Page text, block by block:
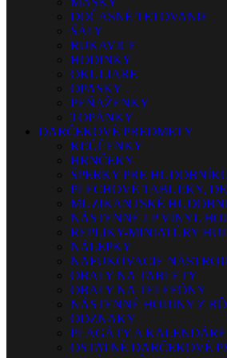
DOČASNÉ TETOVANIE
ŠÁLY
RUKAVICE
HODINKY
OKULIARE
OPASKY
PEŇAŽENKY
TOPÁNKY
DARČEKOVÉ PREDMETY
KĽÚČENKY
HRNČEKY
ŠPERKY PRE
PLECHOVÉ TABUĽKY,
MUZIKANTSKÉ
NÁSTENNÉ LP VINYL
REPLIKY-MINIATÚRY
NÁLEPKY
NAFUKOVACIE
OBALY NA TABLETY
OBALY NA TELEFÓNY
NÁSTENNÉ HODINY Z
ODZNAKY
PLAGÁTY A KALENDÁRE
OSTATNÉ DARČEKOVÉ